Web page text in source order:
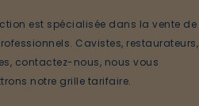
est spécialisée dans la vente de
Cavistes, restaurateurs,
contactez-nous, nous vous
notre grille tarifaire.